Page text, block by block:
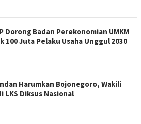
Dorong Badan Perekonomian UMKM
100 Juta Pelaku Usaha Unggul 2030
Harumkan Bojonegoro, Wakili
LKS Diksus Nasional